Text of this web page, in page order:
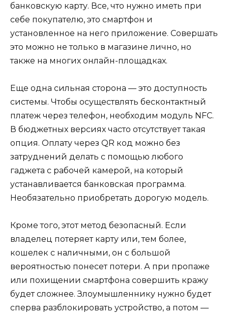
банковскую карту. Все, что нужно иметь при
себе покупателю, это смартфон и
установленное на него приложение. Совершать
это можно не только в магазине лично, но
также на многих онлайн-площадках.
Еще одна сильная сторона — это доступность
системы. Чтобы осуществлять бесконтактный
платеж через телефон, необходим модуль NFC.
В бюджетных версиях часто отсутствует такая
опция. Оплату через QR код можно без
затруднений делать с помощью любого
гаджета с рабочей камерой, на который
устанавливается банковская программа.
Необязательно приобретать дорогую модель.
Кроме того, этот метод безопасный. Если
владелец потеряет карту или, тем более,
кошелек с наличными, он с большой
вероятностью понесет потери. А при пропаже
или похищении смартфона совершить кражу
будет сложнее. Злоумышленнику нужно будет
сперва разблокировать устройство, а потом —